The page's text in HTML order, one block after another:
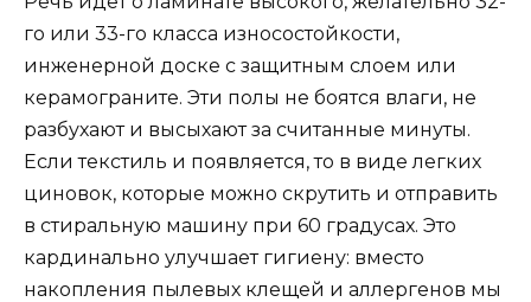
го или 33-го класса износостойкости,
инженерной доске с защитным слоем или
керамограните. Эти полы не боятся влаги, не
разбухают и высыхают за считанные минуты.
Если текстиль и появляется, то в виде легких
циновок, которые можно скрутить и отправить
в стиральную машину при 60 градусах. Это
кардинально улучшает гигиену: вместо
накопления пылевых клещей и аллергенов мы